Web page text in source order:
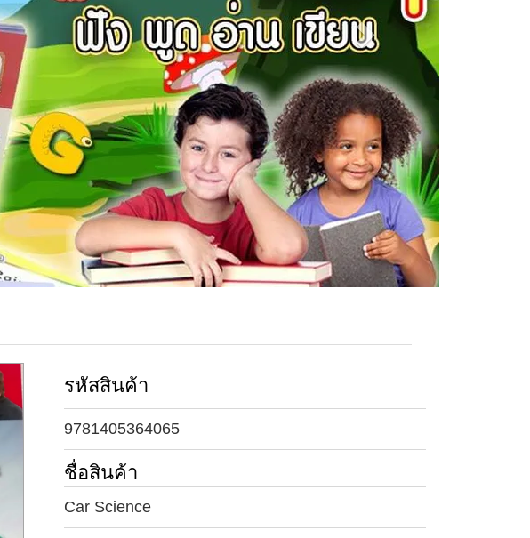
รหัสสินค้า
9781405364065
ชื่อสินค้า
Car Science